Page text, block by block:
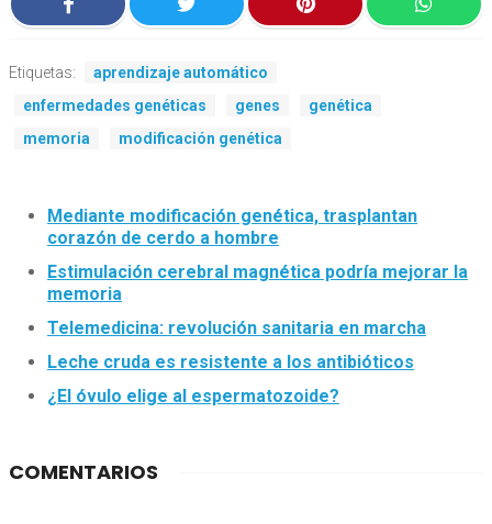
Etiquetas:
aprendizaje automático
enfermedades genéticas
genes
genética
memoria
modificación genética
Mediante modificación genética, trasplantan
corazón de cerdo a hombre
Estimulación cerebral magnética podría mejorar la
memoria
Telemedicina: revolución sanitaria en marcha
Leche cruda es resistente a los antibióticos
¿El óvulo elige al espermatozoide?
COMENTARIOS